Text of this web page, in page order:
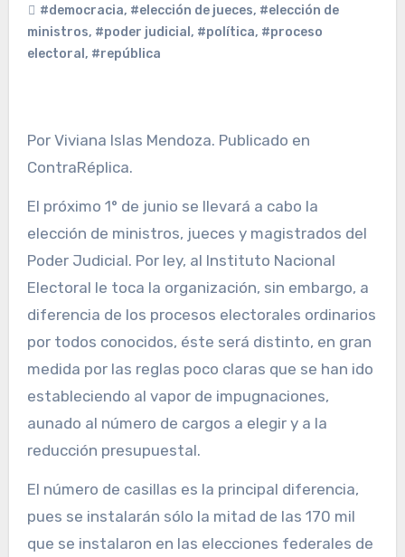
#democracia, #elección de jueces, #elección de
ministros, #poder judicial , #política, #proceso
electoral , #república
Por Viviana Islas Mendoza. Publicado en
ContraRéplica.
El próximo 1° de junio se llevará a cabo la
elección de ministros, jueces y magistrados del
Poder Judicial. Por ley, al Instituto Nacional
Electoral le toca la organización, sin embargo, a
diferencia de los procesos electorales ordinarios
por todos conocidos, éste será distinto, en gran
medida por las reglas poco claras que se han ido
estableciendo al vapor de impugnaciones,
aunado al número de cargos a elegir y a la
reducción presupuestal.
El número de casillas es la principal diferencia,
pues se instalarán sólo la mitad de las 170 mil
que se instalaron en las elecciones federales de